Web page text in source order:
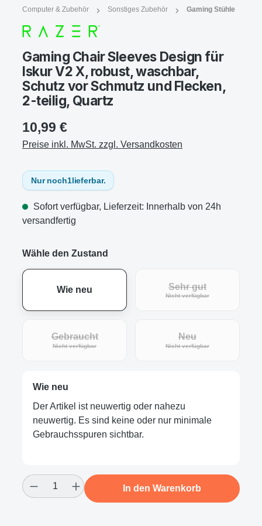
Computer & Zubehör Sonstiges Zubehör Gaming Stühle
Gaming Chair Sleeves Design für
Iskur V2 X, robust, waschbar,
Schutz vor Schmutz und Flecken,
2-teilig, Quartz
10,99 €
Preise inkl. MwSt. zzgl. Versandkosten
Nur noch1lieferbar.
Sofort verfügbar, Lieferzeit: Innerhalb von 24h
versandfertig
Wähle den Zustand
Wie neu Sehr gut
Nicht verfügbar(Diese Option ist
Gebraucht
Nicht verfügbar(Diese Option ist zurzeit nicht verfügbar.)
Neu
Nicht verfügbar(Diese Option ist
Wie neu
Der Artikel ist neuwertig oder nahezu
neuwertig. Es sind keine oder nur minimale
Gebrauchsspuren sichtbar.
Produkt Anzahl: Gib den gewünschten
In den Warenkorb